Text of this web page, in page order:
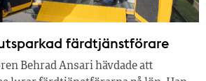
färdtjänstförare
Behrad Ansari hävdade att